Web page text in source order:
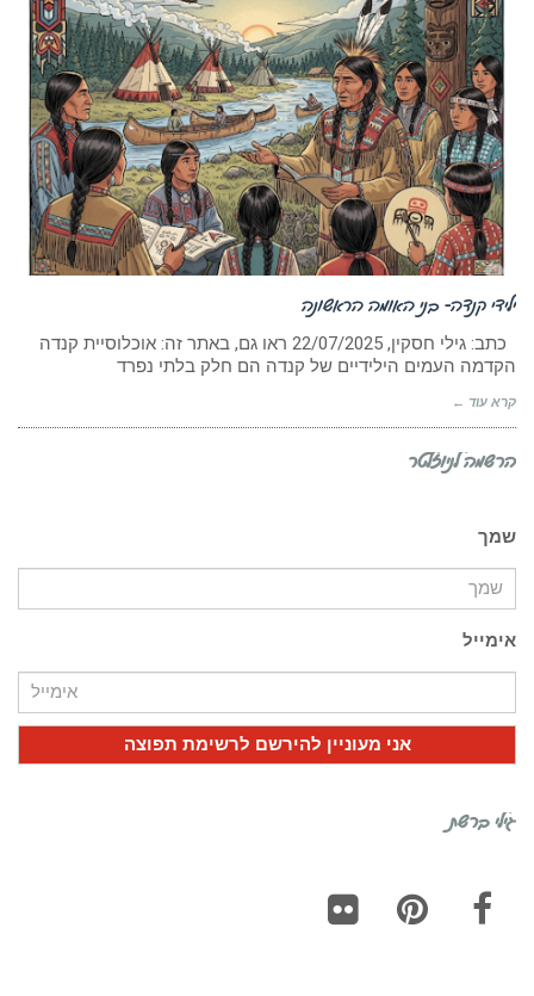
ילידי קנדה- בני האומה הראשונה
כתב: גילי חסקין, ‏22/07/2025 ראו גם, באתר זה: אוכלוסיית קנדה
הקדמה העמים הילידיים של קנדה הם חלק בלתי נפרד
קרא עוד ←
הרשמה לניוזלטר
שמך
אימייל
גילי ברשת